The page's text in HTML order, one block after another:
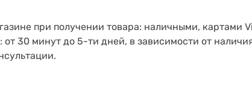
при получении товара: наличными,
от 30 минут до 5-ти дней, в зависимости от